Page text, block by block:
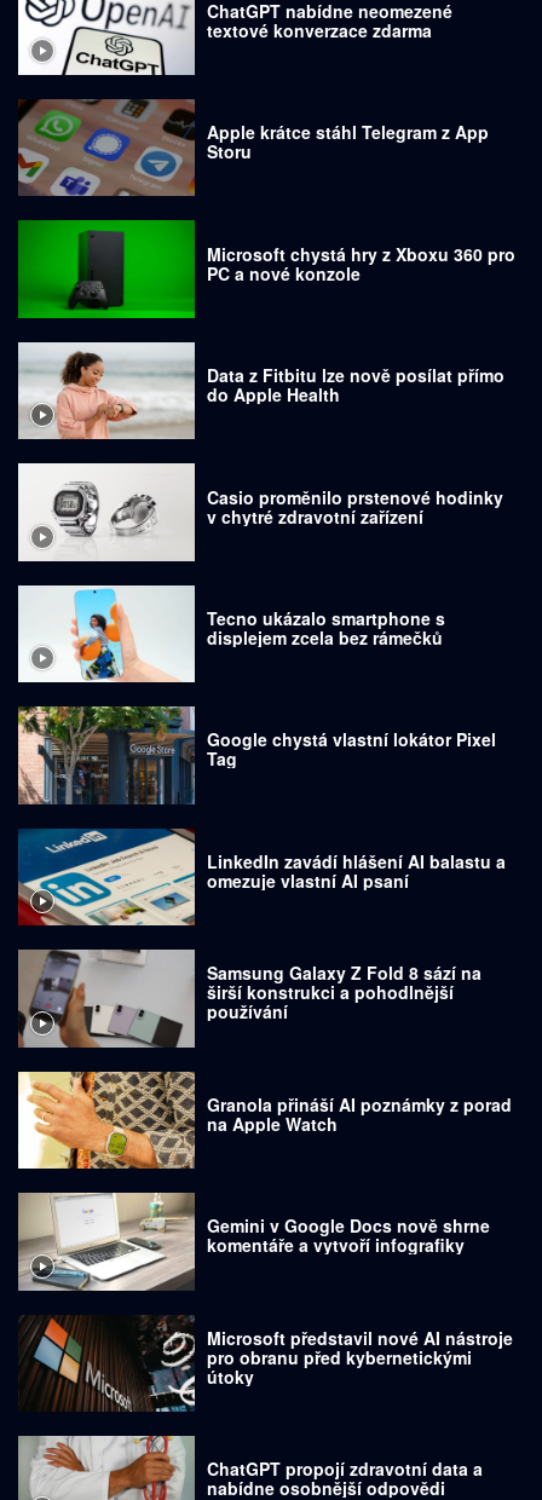
ChatGPT nabídne neomezené
textové konverzace zdarma
Apple krátce stáhl Telegram z App
Storu
Microsoft chystá hry z Xboxu 360 pro
PC a nové konzole
Data z Fitbitu lze nově posílat přímo
do Apple Health
Casio proměnilo prstenové hodinky
v chytré zdravotní zařízení
Tecno ukázalo smartphone s
displejem zcela bez rámečků
Google chystá vlastní lokátor Pixel
Tag
LinkedIn zavádí hlášení AI balastu a
omezuje vlastní AI psaní
Samsung Galaxy Z Fold 8 sází na
širší konstrukci a pohodlnější
používání
Granola přináší AI poznámky z porad
na Apple Watch
Gemini v Google Docs nově shrne
komentáře a vytvoří infografiky
Microsoft představil nové AI nástroje
pro obranu před kybernetickými
útoky
ChatGPT propojí zdravotní data a
nabídne osobnější odpovědi